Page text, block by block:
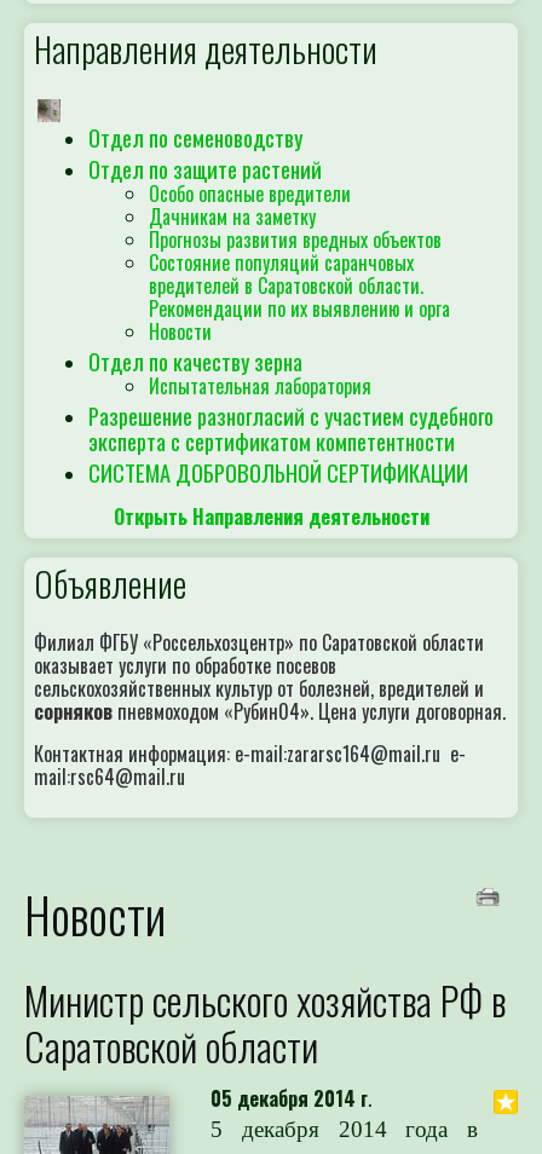
Направления деятельности
Отдел по семеноводству
Отдел по защите растений
Особо опасные вредители
Дачникам на заметку
Прогнозы развития вредных объектов
Состояние популяций саранчовых
вредителей в Саратовской области.
Рекомендации по их выявлению и орга
Новости
Отдел по качеству зерна
Испытательная лаборатория
Разрешение разногласий с участием судебного
эксперта с сертификатом компетентности
СИСТЕМА ДОБРОВОЛЬНОЙ СЕРТИФИКАЦИИ
Открыть Направления деятельности
Объявление
Филиал ФГБУ «Россельхозцентр» по Саратовской области
оказывает услуги по обработке посевов
сельскохозяйственных культур от болезней, вредителей и
сорняков пневмоходом «Рубин04». Цена услуги договорная.
Контактная информация: e-mail:zararsc164@mail.ru e-
mail:rsc64@mail.ru
Новости
Министр сельского хозяйства РФ в
Саратовской области
05 декабря 2014 г.
5 декабря 2014 года в